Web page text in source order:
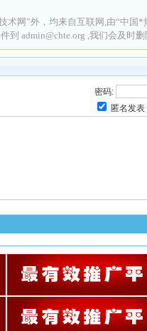
术网”外，均来自互联网,由“中国
到 admin@chte.org ,我们会及时
密码:
匿名发表